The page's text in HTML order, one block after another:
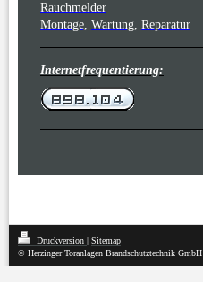
Rauchmelder
Montage, Wartung, Reparatur
Internetfrequentierung:
Druckversion | Sitemap
© Herzinger Toranlagen Brandschutztechnik GmbH